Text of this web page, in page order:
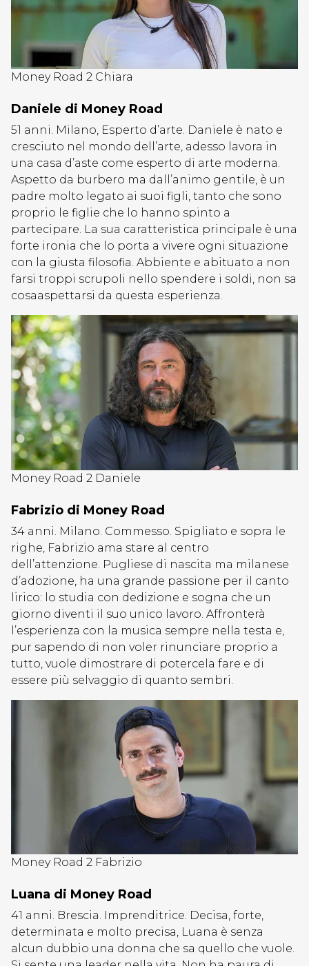
Money Road 2 Chiara
Daniele di Money Road
51 anni. Milano, Esperto d’arte. Daniele è nato e
cresciuto nel mondo dell’arte, adesso lavora in
una casa d’aste come esperto di arte moderna.
Aspetto da burbero ma dall’animo gentile, è un
padre molto legato ai suoi figli, tanto che sono
proprio le figlie che lo hanno spinto a
partecipare. La sua caratteristica principale è una
forte ironia che lo porta a vivere ogni situazione
con la giusta filosofia. Abbiente e abituato a non
farsi troppi scrupoli nello spendere i soldi, non sa
cosaaspettarsi da questa esperienza.
Money Road 2 Daniele
Fabrizio di Money Road
34 anni. Milano. Commesso. Spigliato e sopra le
righe, Fabrizio ama stare al centro
dell’attenzione. Pugliese di nascita ma milanese
d’adozione, ha una grande passione per il canto
lirico: lo studia con dedizione e sogna che un
giorno diventi il suo unico lavoro. Affronterà
l’esperienza con la musica sempre nella testa e,
pur sapendo di non voler rinunciare proprio a
tutto, vuole dimostrare di potercela fare e di
essere più selvaggio di quanto sembri.
Money Road 2 Fabrizio
Luana di Money Road
41 anni. Brescia. Imprenditrice. Decisa, forte,
determinata e molto precisa, Luana è senza
alcun dubbio una donna che sa quello che vuole.